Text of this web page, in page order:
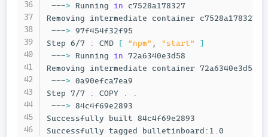
---> Running in c7528a178327
Removing intermediate container c7528a178327
---> 97f454f32f95
Step 6/7 : CMD [ "npm" , "start" ]
---> Running in 72a6340e3d58
Removing intermediate container 72a6340e3d58
---> 0a90efca7ea9
Step 7/7 : COPY .
.
---> 84c4f69e2893
Successfully built 84c4f69e2893
Successfully tagged bulletinboard:1.0